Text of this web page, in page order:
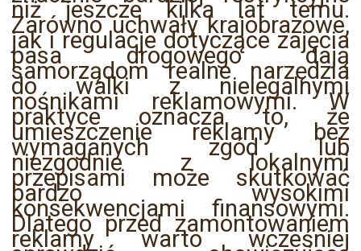
niż jeszcze kilka lat temu.
Zarówno uchwały krajobrazowe,
jak i regulacje dotyczące zajęcia
pasa drogowego dają
samorządom realne narzędzia
do walki z nielegalnymi
nośnikami reklamowymi. W
praktyce oznacza to, że
umieszczenie reklamy bez
wymaganych zgód lub
niezgodnie z lokalnymi
przepisami może skutkować
bardzo wysokimi
konsekwencjami finansowymi.
Dlatego przed zamontowaniem
reklamy warto wcześniej